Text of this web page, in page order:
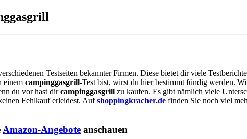
Testseiten bekannter Firmen. Diese bietet dir viele
einem campinggasgrill-Test bist, wirst du hier bestimmt fündig werden.
du vor hast dircampinggasgrill zu kaufen. Es gibt nämlich viele
Fehlkauf erleidest. Aufshoppingkracher.de finden Sie noch viel
Amazon-Angebote anschauen